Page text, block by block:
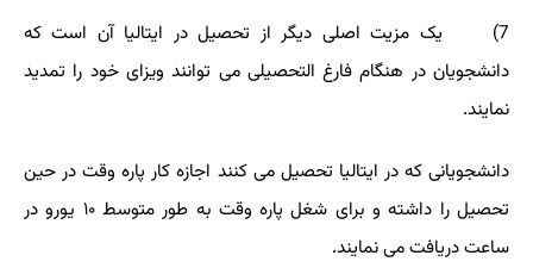
7) یک مزیت اصلی دیگر از تحصیل در ایتالیا آن است که
دانشجویان در هنگام فارغ التحصیلی می توانند ویزای خود را تمدید
نمایند.
دانشجویانی که در ایتالیا تحصیل می کنند اجازه کار پاره وقت در حین
تحصیل را داشته و برای شغل پاره وقت به طور متوسط ۱۰ یورو در
ساعت دریافت می نمایند.